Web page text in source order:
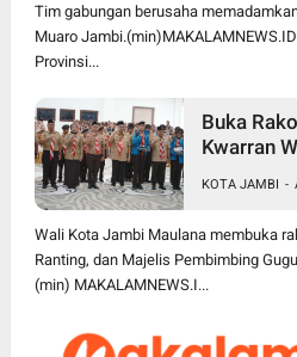
Tim gabungan berusaha
Muaro
Provinsi...
Buka
Kwarran
Kemas
Pramuka
KOTA JAMBI -
Wali Kota Jambi Maulana membuka
Ranting, dan Majelis Pembimbing
(min) MAKALAMNEWS.I...